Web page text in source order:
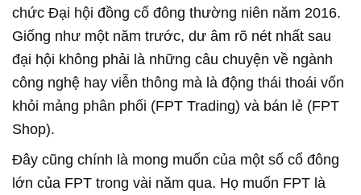
chức Đại hội đồng cổ đông thường niên năm 2016.
Giống như một năm trước, dư âm rõ nét nhất sau
đại hội không phải là những câu chuyện về ngành
công nghệ hay viễn thông mà là động thái thoái vốn
khỏi mảng phân phối (FPT Trading) và bán lẻ (FPT
Shop).
Đây cũng chính là mong muốn của một số cổ đông
lớn của FPT trong vài năm qua. Họ muốn FPT là